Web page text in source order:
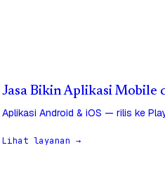
Jasa Bikin Aplikasi Mobile
Aplikasi Android & iOS — rilis ke
Lihat layanan →